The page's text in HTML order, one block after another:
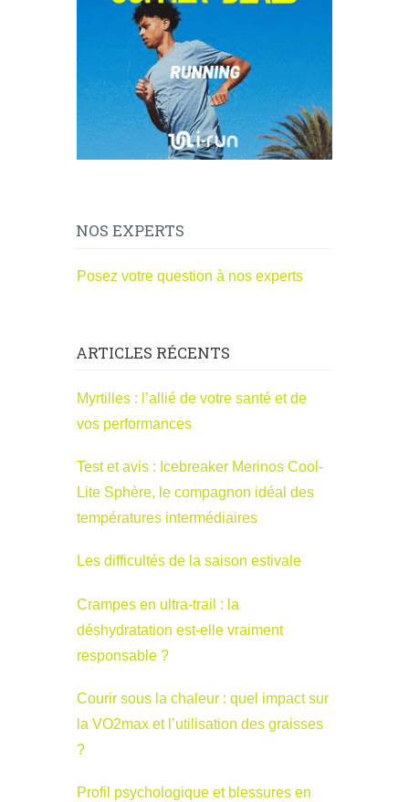
NOS EXPERTS
Posez votre question à nos experts
ARTICLES RÉCENTS
Myrtilles : l’allié de votre santé et de
vos performances
Test et avis : Icebreaker Merinos Cool-
Lite Sphère, le compagnon idéal des
températures intermédiaires
Les difficultés de la saison estivale
Crampes en ultra-trail : la
déshydratation est-elle vraiment
responsable ?
Courir sous la chaleur : quel impact sur
la VO2max et l’utilisation des graisses
?
Profil psychologique et blessures en